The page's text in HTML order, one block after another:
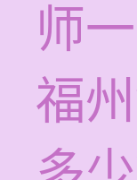
师
福